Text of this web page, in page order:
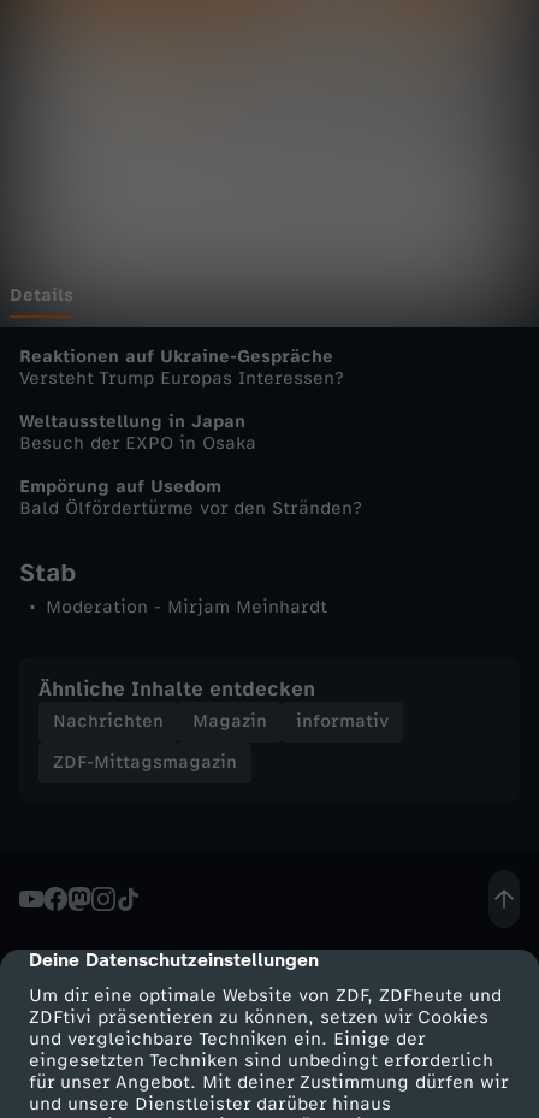
cmp-dialog-description
Deine Datenschutzeinstellungen
Um dir eine optimale Website von ZDF, ZDFheute und
ZDFtivi präsentieren zu können, setzen wir Cookies
und vergleichbare Techniken ein. Einige der
eingesetzten Techniken sind unbedingt erforderlich
für unser Angebot. Mit deiner Zustimmung dürfen wir
und unsere Dienstleister darüber hinaus
a
g
a
z
n
Z
D
-
M
i
t
Details
Reaktionen auf Ukraine-Gespräche
Versteht Trump Europas Interessen?
Weltausstellung in Japan
Besuch der EXPO in Osaka
Empörung auf Usedom
Bald Ölfördertürme vor den Stränden?
Stab
Moderation - Mirjam Meinhardt
Ähnliche Inhalte entdecken
Nachrichten Magazin
informativ
ZDF-Mittagsmagazin
Mehr ZDF Service